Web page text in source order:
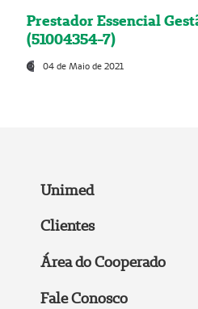
Prestador Essencial
(51004354-7)
04 de Maio de 2021
Unimed
Clientes
Área do Cooperado
Fale Conosco